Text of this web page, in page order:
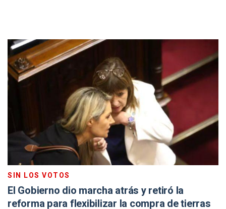
SIN LOS VOTOS
El Gobierno dio marcha atrás y retiró la
reforma para flexibilizar la compra de tierras